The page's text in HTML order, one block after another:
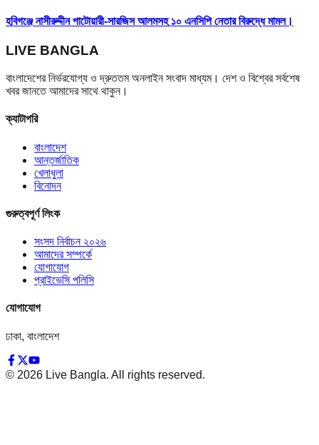
হবিগঞ্জে নাসীরুদ্দীন পাটোয়ারী-সারজিস আলমসহ ১০ এনসিপি নেতার বিরুদ্ধে মামল।
LIVE BANGLA
বাংলাদেশের নির্ভরযোগ্য ও দ্রুততম অনলাইন সংবাদ মাধ্যম। দেশ ও বিশ্বের সর্বশেষ
খবর জানতে আমাদের সাথে থাকুন।
ক্যাটাগরি
বাংলাদেশ
আন্তর্জাতিক
খেলাধুলা
বিনোদন
গুরুত্বপূর্ণ লিংক
সংসদ নির্বাচন ২০২৬
আমাদের সম্পর্কে
যোগাযোগ
প্রাইভেসি পলিসি
যোগাযোগ
ঢাকা, বাংলাদেশ
© 2026 Live Bangla. All rights reserved.